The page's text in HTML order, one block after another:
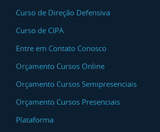
Curso de Direção Defensiva
Curso de CIPA
Entre em Contato Conosco
Orçamento Cursos Online
Orçamento Cursos Semipresenciais
Orçamento Cursos Presenciais
Plataforma